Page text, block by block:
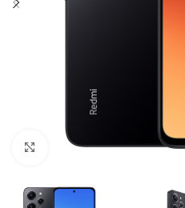
Click to enlarge